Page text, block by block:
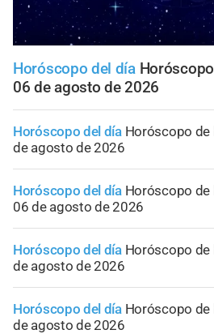
Horóscopo del día
06 de agosto de 2026
Horóscopo del día Horóscopo de
de agosto de 2026
Horóscopo del día Horóscopo de
06 de agosto de 2026
Horóscopo del día Horóscopo de
de agosto de 2026
Horóscopo del día Horóscopo de
de agosto de 2026